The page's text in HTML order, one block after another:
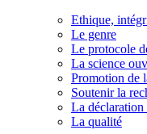
Ethique,
Le genre
Le protocole
La science
Promotion de
Soutenir la
La déclaration
La qualité